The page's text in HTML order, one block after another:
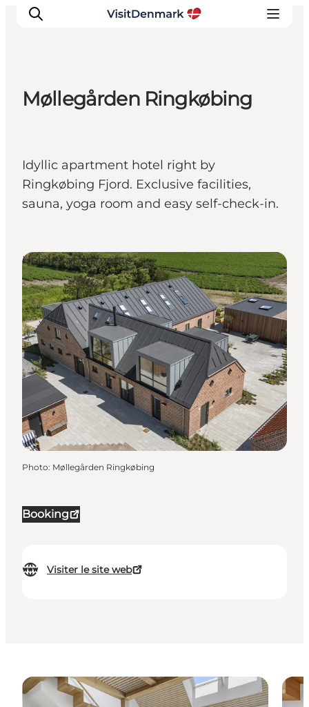
Quoi faire
Hébergements
Planifiez votre voyage
Møllegården Ringkøbing
Idyllic apartment hotel right by
Ringkøbing Fjord. Exclusive facilities,
sauna, yoga room and easy self-check-in.
Booking
Visiter le site web
Holiday apartments
Photo: Møllegården Ringkøbing